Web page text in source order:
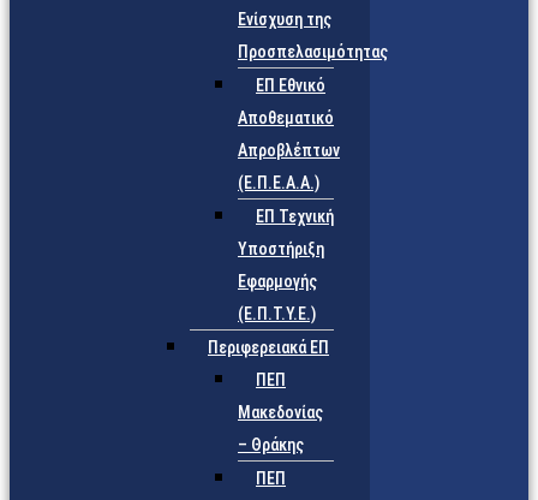
Ενίσχυση της
Προσπελασιμότητας
ΕΠ Εθνικό
Αποθεματικό
Απροβλέπτων
(Ε.Π.Ε.Α.Α.)
ΕΠ Τεχνική
Υποστήριξη
Εφαρμογής
(Ε.Π.Τ.Υ.Ε.)
Περιφερειακά ΕΠ
ΠΕΠ
Μακεδονίας
– Θράκης
ΠΕΠ